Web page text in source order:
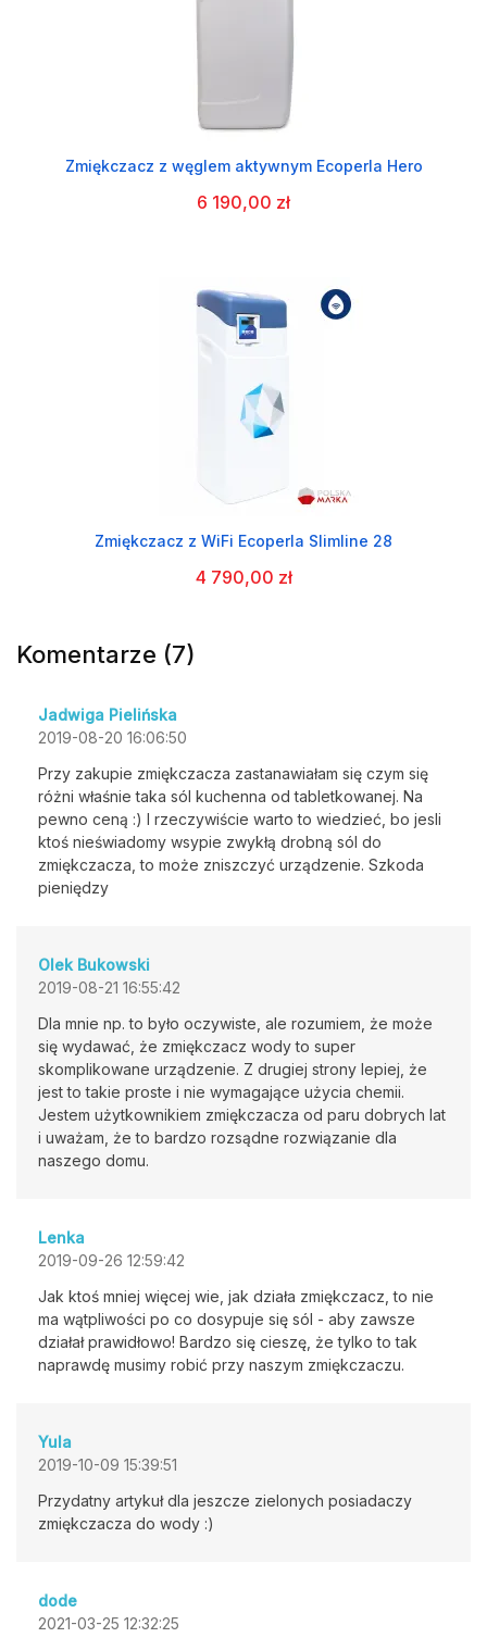
Zmiękczacz z węglem aktywnym Ecoperla Hero
6 190,00 zł
Zmiękczacz z WiFi Ecoperla Slimline 28
4 790,00 zł
Komentarze (7)
Jadwiga Pielińska
2019-08-20 16:06:50
Przy zakupie zmiękczacza zastanawiałam się czym się
różni właśnie taka sól kuchenna od tabletkowanej. Na
pewno ceną :) I rzeczywiście warto to wiedzieć, bo jesli
ktoś nieświadomy wsypie zwykłą drobną sól do
zmiękczacza, to może zniszczyć urządzenie. Szkoda
pieniędzy
Olek Bukowski
2019-08-21 16:55:42
Dla mnie np. to było oczywiste, ale rozumiem, że może
się wydawać, że zmiękczacz wody to super
skomplikowane urządzenie. Z drugiej strony lepiej, że
jest to takie proste i nie wymagające użycia chemii.
Jestem użytkownikiem zmiękczacza od paru dobrych lat
i uważam, że to bardzo rozsądne rozwiązanie dla
naszego domu.
Lenka
2019-09-26 12:59:42
Jak ktoś mniej więcej wie, jak działa zmiękczacz, to nie
ma wątpliwości po co dosypuje się sól - aby zawsze
działał prawidłowo! Bardzo się cieszę, że tylko to tak
naprawdę musimy robić przy naszym zmiękczaczu.
Yula
2019-10-09 15:39:51
Przydatny artykuł dla jeszcze zielonych posiadaczy
zmiękczacza do wody :)
dode
2021-03-25 12:32:25